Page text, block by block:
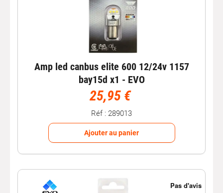
Amp led canbus elite 600 12/24v 1157
bay15d x1 - EVO
25,95 €
Réf : 289013
Ajouter au panier